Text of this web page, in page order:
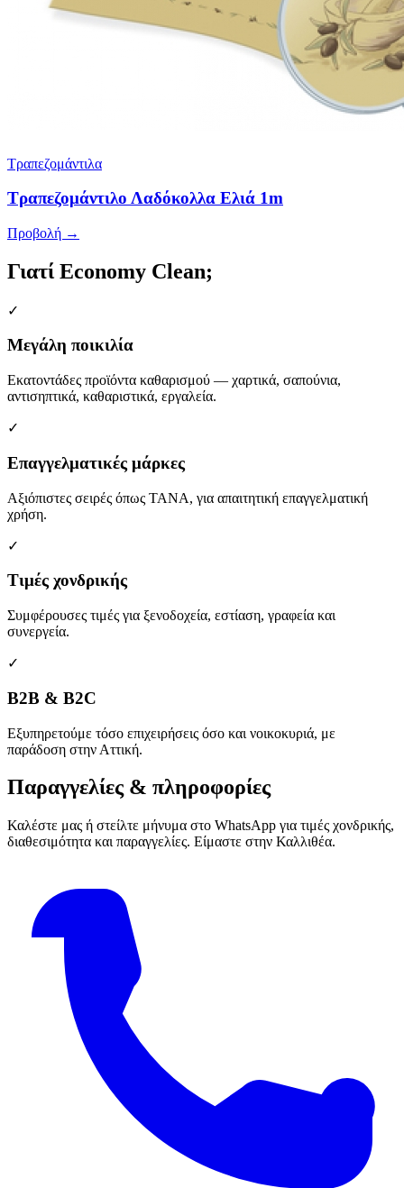
Τραπεζομάντιλα
Τραπεζομάντιλο Λαδόκολλα Ελιά 1m
Προβολή →
Γιατί Economy Clean;
✓
Μεγάλη ποικιλία
Εκατοντάδες προϊόντα καθαρισμού — χαρτικά, σαπούνια,
αντισηπτικά, καθαριστικά, εργαλεία.
✓
Επαγγελματικές μάρκες
Αξιόπιστες σειρές όπως TANA, για απαιτητική επαγγελματική
χρήση.
✓
Τιμές χονδρικής
Συμφέρουσες τιμές για ξενοδοχεία, εστίαση, γραφεία και
συνεργεία.
✓
B2B & B2C
Εξυπηρετούμε τόσο επιχειρήσεις όσο και νοικοκυριά, με
παράδοση στην Αττική.
Παραγγελίες & πληροφορίες
Καλέστε μας ή στείλτε μήνυμα στο WhatsApp για τιμές χονδρικής,
διαθεσιμότητα και παραγγελίες. Είμαστε στην Καλλιθέα.